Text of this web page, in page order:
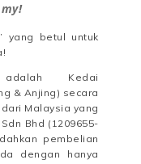
!
yang betul untuk
Kedai
& Anjing) secara
Malaysia yang
Bhd (1209655-
pembelian
dengan hanya